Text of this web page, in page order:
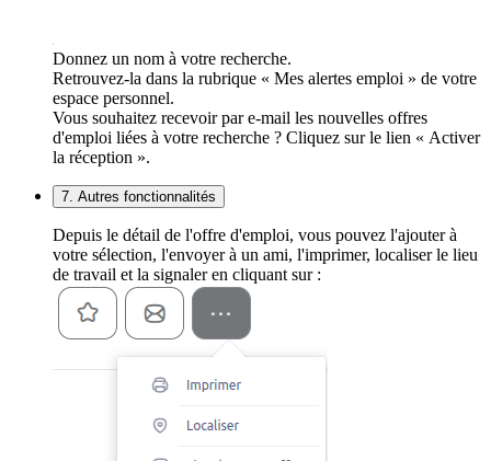
Donnez un nom à votre recherche.
Retrouvez-la dans la rubrique « Mes alertes emploi » de votre
espace personnel.
Vous souhaitez recevoir par e-mail les nouvelles offres
d'emploi liées à votre recherche ? Cliquez sur le lien « Activer
la réception ».
7. Autres fonctionnalités
Depuis le détail de l'offre d'emploi, vous pouvez l'ajouter à
votre sélection, l'envoyer à un ami, l'imprimer, localiser le lieu
de travail et la signaler en cliquant sur :